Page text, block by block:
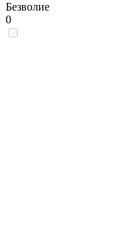
Безволие
0